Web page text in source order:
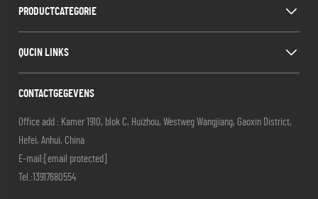
PRODUCTCATEGORIE
QUCIN LINKS
CONTACTGEGEVENS
Office add : Kamer 1910, blok C, Huizhou, Westweg Wangjiang, Gaoxin District,
Hefei, Anhui, China
E-mail: [email protected]
Tel.:13917680554